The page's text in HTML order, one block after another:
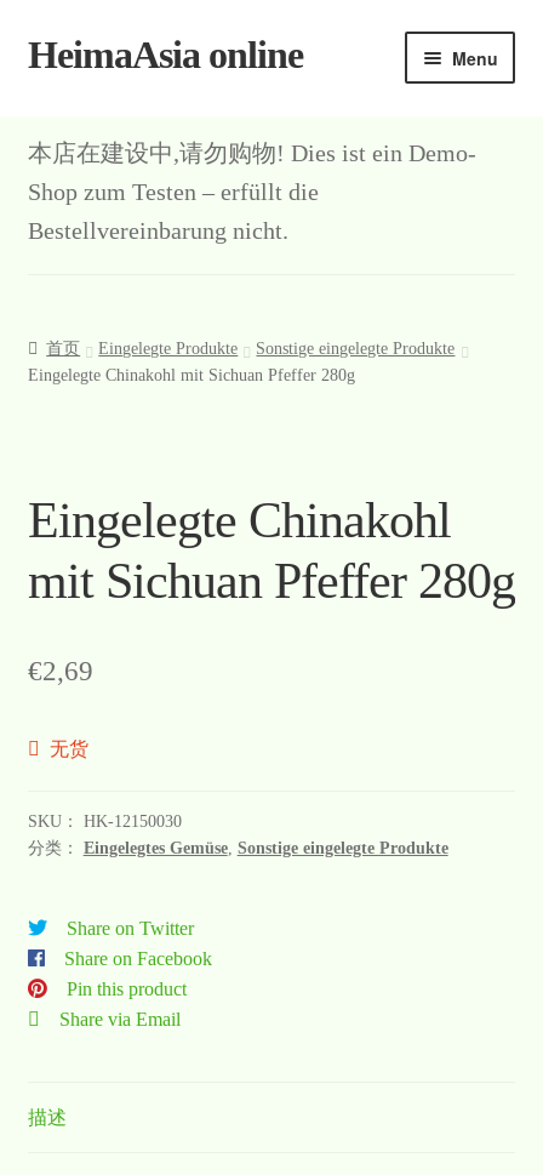
Skip
Skip
HeimaAsia online Menu
本店在建设中,请勿购物! Dies ist ein Demo-
Shop zum Testen – erfüllt die
Bestellvereinbarung nicht.
首页 Eingelegte Produkte
Sonstige eingelegte Produkte
Eingelegte Chinakohl mit Sichuan Pfeffer 280g
Eingelegte Chinakohl
mit Sichuan Pfeffer 280g
€2,69
无货
SKU： HK-12150030
分类： Eingelegtes Gemüse, Sonstige eingelegte Produkte
Share on Twitter
Share on Facebook
Pin this product
Share via Email
描述